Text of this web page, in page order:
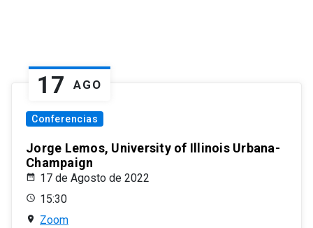
17 AGO
Conferencias
Jorge Lemos, University of Illinois Urbana-
Champaign
17 de Agosto de 2022
15:30
Zoom